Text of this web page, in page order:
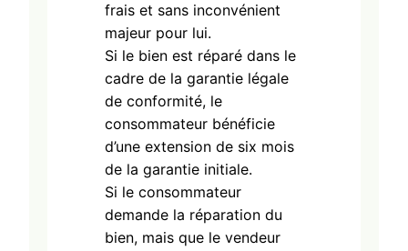
frais et sans inconvénient
majeur pour lui.
Si le bien est réparé dans le
cadre de la garantie légale
de conformité, le
consommateur bénéficie
d’une extension de six mois
de la garantie initiale.
Si le consommateur
demande la réparation du
bien, mais que le vendeur